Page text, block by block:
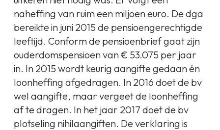
naheffing van ruim een miljoen euro. De dga
bereikte in juni 2015 de pensioengerechtigde
leeftijd. Conform de pensioenbrief gaat zijn
ouderdomspensioen van € 53.075 per jaar
in. In 2015 wordt keurig aangifte gedaan én
loonheffing afgedragen. In 2016 doet de bv
wel aangifte, maar vergeet de loonheffing
af te dragen. In het jaar 2017 doet de bv
plotseling nihilaangiften. De verklaring is